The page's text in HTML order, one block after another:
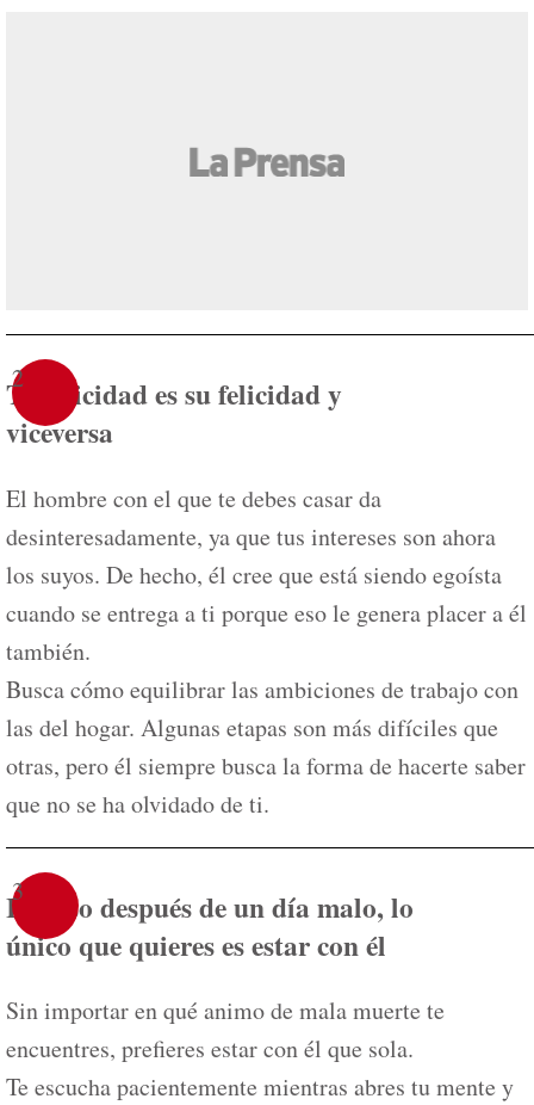
2
Tu felicidad es su felicidad y
viceversa
El hombre con el que te debes casar da
desinteresadamente, ya que tus intereses son ahora
los suyos. De hecho, él cree que está siendo egoísta
cuando se entrega a ti porque eso le genera placer a él
también.
Busca cómo equilibrar las ambiciones de trabajo con
las del hogar. Algunas etapas son más difíciles que
otras, pero él siempre busca la forma de hacerte saber
que no se ha olvidado de ti.
3
Incluso después de un día malo, lo
único que quieres es estar con él
Sin importar en qué animo de mala muerte te
encuentres, prefieres estar con él que sola.
Te escucha pacientemente mientras abres tu mente y